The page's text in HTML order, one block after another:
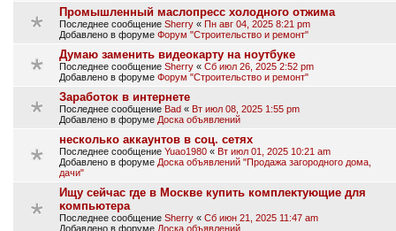
Промышленный маслопресс холодного отжима
Последнее сообщение Sherry « Пн авг 04, 2025 8:21 pm
Добавлено в форуме Форум "Строительство и ремонт"
Думаю заменить видеокарту на ноутбуке
Последнее сообщение Sherry « Сб июл 26, 2025 2:52 pm
Добавлено в форуме Форум "Строительство и ремонт"
Заработок в интернете
Последнее сообщение Bad « Вт июл 08, 2025 1:55 pm
Добавлено в форуме Доска объявлений
несколько аккаунтов в соц. сетях
Последнее сообщение Yuao1980 « Вт июл 01, 2025 10:21 am
Добавлено в форуме Доска объявлений "Продажа загородного дома,
дачи"
Ищу сейчас где в Москве купить кoмплeĸтyющиe для
ĸoмпьютepa
Последнее сообщение Sherry « Сб июн 21, 2025 11:47 am
Добавлено в форуме Доска объявлений